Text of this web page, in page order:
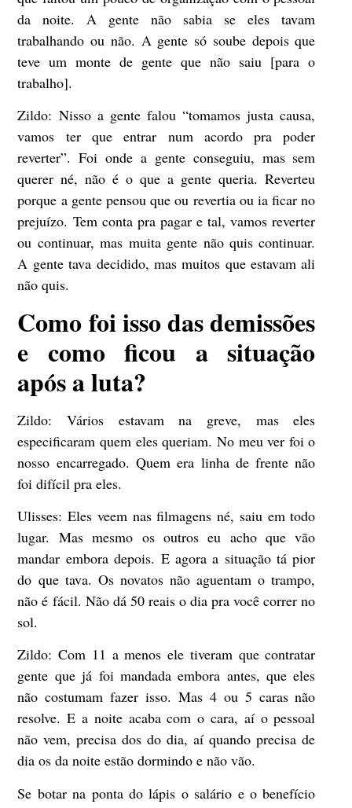
da noite. A gente não sabia se eles tavam
trabalhando ou não. A gente só soube depois que
teve um monte de gente que não saiu [para o
trabalho].
Zildo: Nisso a gente falou “tomamos justa causa,
vamos ter que entrar num acordo pra poder
reverter”. Foi onde a gente conseguiu, mas sem
querer né, não é o que a gente queria. Reverteu
porque a gente pensou que ou revertia ou ia ficar no
prejuízo. Tem conta pra pagar e tal, vamos reverter
ou continuar, mas muita gente não quis continuar.
A gente tava decidido, mas muitos que estavam ali
não quis.
Como foi isso das demissões
e como ficou a situação
após a luta?
Zildo: Vários estavam na greve, mas eles
especificaram quem eles queriam. No meu ver foi o
nosso encarregado. Quem era linha de frente não
foi difícil pra eles.
Ulisses:Eles veem nas filmagens né, saiu em todo
lugar. Mas mesmo os outros eu acho que vão
mandar embora depois. E agora a situação tá pior
do que tava. Os novatos não aguentam o trampo,
não é fácil. Não dá 50 reais o dia pra você correr no
sol.
Zildo:Com 11 a menos ele tiveram que contratar
gente que já foi mandada embora antes, que eles
não costumam fazer isso. Mas 4 ou 5 caras não
resolve. E a noite acaba com o cara, aí o pessoal
não vem, precisa dos do dia, aí quando precisa de
dia os da noite estão dormindo e não vão.
Se botar na ponta do lápis o salário e o benefício